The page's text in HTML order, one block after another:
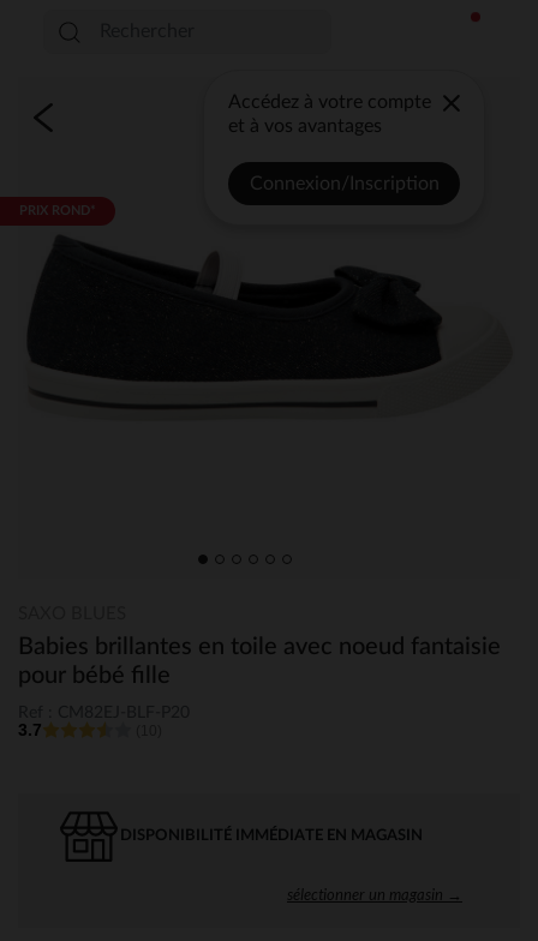
Accédez à votre compte
et à vos avantages
Connexion/Inscription
PRIX ROND*
Babies brillantes en toile avec noeud fantaisie
pour bébé fille
3.7
DISPONIBILITÉ IMMÉDIATE EN MAGASIN
sélectionner un magasin →